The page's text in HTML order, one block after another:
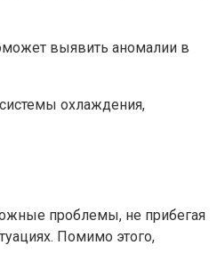
выявить аномалии в
охлаждения,
проблемы, не прибегая
Помимо этого,